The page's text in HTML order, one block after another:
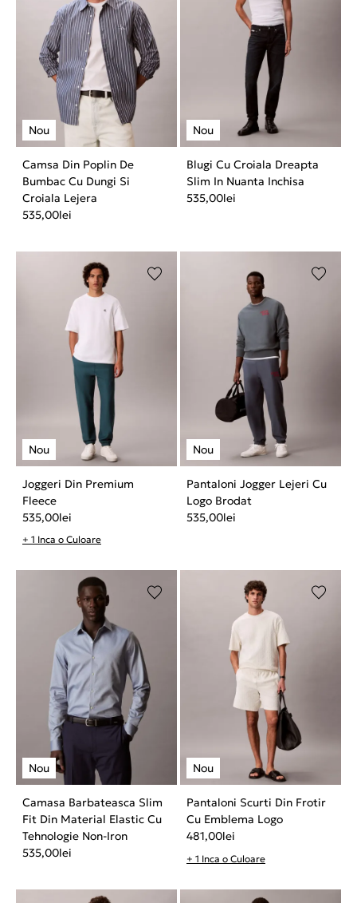
Camsa Din Poplin De
Bumbac Cu Dungi Si
Croiala Lejera
535,00lei
Blugi Cu Croiala Dreapta
Slim In Nuanta Inchisa
535,00lei
Joggeri Din Premium
Fleece
535,00lei
+ 1 Inca o Culoare
Pantaloni Jogger Lejeri Cu
Logo Brodat
535,00lei
Camasa Barbateasca Slim
Fit Din Material Elastic Cu
Tehnologie Non-Iron
535,00lei
Pantaloni Scurti Din Frotir
Cu Emblema Logo
481,00lei
+ 1 Inca o Culoare